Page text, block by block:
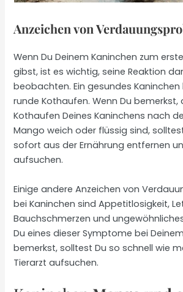
Anzeichen von
Wenn Du Deinem Kaninchen zum
gibst, ist es wichtig, seine Reaktion
beobachten. Ein gesundes
runde Kothaufen. Wenn Du bemerkst,
Kothaufen Deines Kaninchens nach
Mango weich oder flüssig sind,
sofort aus der Ernährung entfernen
aufsuchen.
Einige andere Anzeichen von
bei Kaninchen sind Appetitlosigkeit,
Bauchschmerzen und
Du eines dieser Symptome bei
bemerkst, solltest Du so schnell wie
Tierarzt aufsuchen.